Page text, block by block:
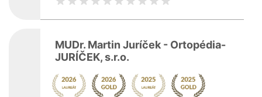
MUDr. Martin Juríček - Ortopédia-
JURÍČEK, s.r.o.